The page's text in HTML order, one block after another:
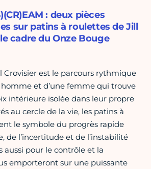
: deux pièces
sur patins à roulettes de Jill
cadre du Onze Bouge
Crovisier est le parcours rythmique
homme et d’une femme qui trouve
intérieure isolée dans leur propre
au cercle de la vie, les patins à
le symbole du progrès rapide
de l’incertitude et de l’instabilité
aussi pour le contrôle et la
emporteront sur une puissante